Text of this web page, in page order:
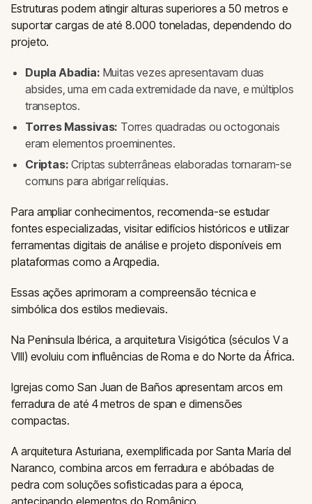
Estruturas podem atingir alturas superiores a 50 metros e
suportar cargas de até 8.000 toneladas, dependendo do
projeto.
Dupla Abadia: Muitas vezes apresentavam duas
absides, uma em cada extremidade da nave, e múltiplos
transeptos.
Torres Massivas: Torres quadradas ou octogonais
eram elementos proeminentes.
Criptas: Criptas subterrâneas elaboradas tornaram-se
comuns para abrigar relíquias.
Para ampliar conhecimentos, recomenda-se estudar
fontes especializadas, visitar edifícios históricos e utilizar
ferramentas digitais de análise e projeto disponíveis em
plataformas como a Arqpedia.
Essas ações aprimoram a compreensão técnica e
simbólica dos estilos medievais.
Na Península Ibérica, a arquitetura Visigótica (séculos V a
VIII) evoluiu com influências de Roma e do Norte da África.
Igrejas como San Juan de Baños apresentam arcos em
ferradura de até 4 metros de span e dimensões
compactas.
A arquitetura Asturiana, exemplificada por Santa María del
Naranco, combina arcos em ferradura e abóbadas de
pedra com soluções sofisticadas para a época,
antecipando elementos do Românico.